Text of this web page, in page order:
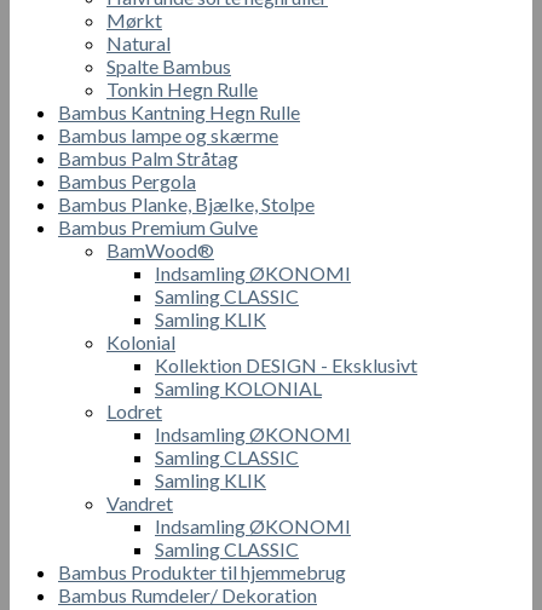
Mørkt
Natural
Spalte Bambus
Tonkin Hegn Rulle
Bambus Kantning Hegn Rulle
Bambus lampe og skærme
Bambus Palm Stråtag
Bambus Pergola
Bambus Planke, Bjælke, Stolpe
Bambus Premium Gulve
BamWood®
Indsamling ØKONOMI
Samling CLASSIC
Samling KLIK
Kolonial
Kollektion DESIGN - Eksklusivt
Samling KOLONIAL
Lodret
Indsamling ØKONOMI
Samling CLASSIC
Samling KLIK
Vandret
Indsamling ØKONOMI
Samling CLASSIC
Bambus Produkter til hjemmebrug
Bambus Rumdeler/ Dekoration